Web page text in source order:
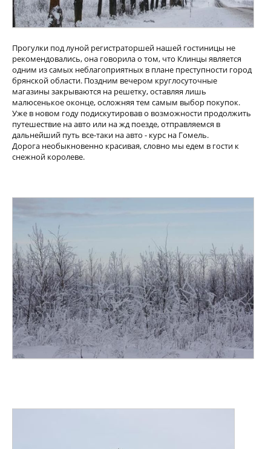
Прогулки под луной регистраторшей нашей гостиницы не
рекомендовались, она говорила о том, что Клинцы является
одним из самых неблагоприятных в плане преступности город
брянской области. Поздним вечером круглосуточные
магазины закрываются на решетку, оставляя лишь
малюсенькое оконце, осложняя тем самым выбор покупок.
Уже в новом году подискутировав о возможности продолжить
путешествие на авто или на жд поезде, отправляемся в
дальнейший путь все-таки на авто - курс на Гомель.
Дорога необыкновенно красивая, словно мы едем в гости к
снежной королеве.